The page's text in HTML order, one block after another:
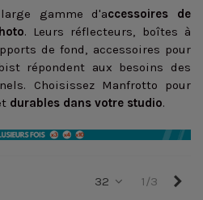
gamme d'accessoires de
. Leurs réflecteurs, boîtes à
de fond, accessoires pour
répondent aux besoins des
Choisissez Manfrotto pour
durables dans votre studio.
32 1/3